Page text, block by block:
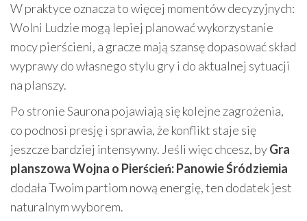
W praktyce oznacza to więcej momentów decyzyjnych:
Wolni Ludzie mogą lepiej planować wykorzystanie
mocy pierścieni, a gracze mają szansę dopasować skład
wyprawy do własnego stylu gry i do aktualnej sytuacji
na planszy.
Po stronie Saurona pojawiają się kolejne zagrożenia,
co podnosi presję i sprawia, że konflikt staje się
jeszcze bardziej intensywny. Jeśli więc chcesz, byGra
planszowa Wojna o Pierścień: Panowie Śródziemia
dodała Twoim partiom nową energię, ten dodatek jest
naturalnym wyborem.